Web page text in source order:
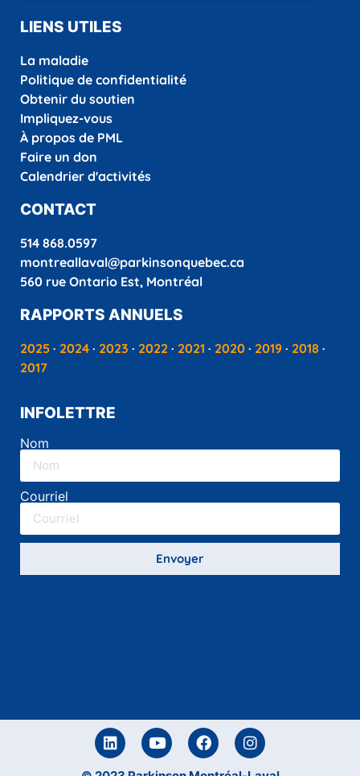
LIENS UTILES
La maladie
Politique de confidentialité
Obtenir du soutien
Impliquez-vous
À propos de PML
Faire un don
Calendrier d'activités
CONTACT
514 868.0597
montreallaval@parkinsonquebec.ca
560 rue Ontario Est, Montréal
RAPPORTS ANNUELS
2025 · 2024 · 2023 · 2022 · 2021 · 2020 · 2019 · 2018 ·
2017
INFOLETTRE
Nom
Courriel
Envoyer